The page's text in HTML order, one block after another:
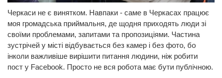
Черкаси не є винятком. Навпаки - саме в Черкасах працює
моя громадська приймальня, де щодня приходять люди зі
своїми проблемами, запитами та пропозиціями. Частина
зустрічей у місті відбувається без камер і без фото, бо
інколи важливіше вирішити питання людини, ніж робити
пост у Facebook. Просто не вся робота має бути публічною.